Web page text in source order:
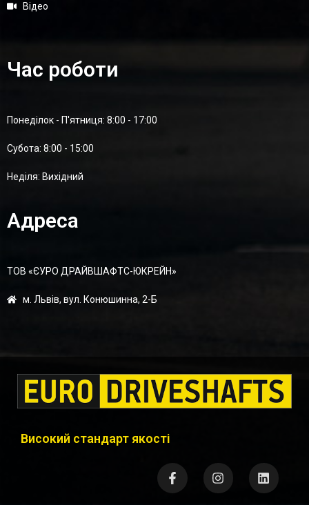
Відео
Час роботи
Понеділок - П'ятниця: 8:00 - 17:00
Суботa: 8:00 - 15:00
Неділя: Вихідний
Адреса
ТОВ «ЄУРО ДРАЙВШАФТC-ЮКРЕЙН»
м. Львів, вул. Конюшинна, 2-Б
Високий стандарт якості